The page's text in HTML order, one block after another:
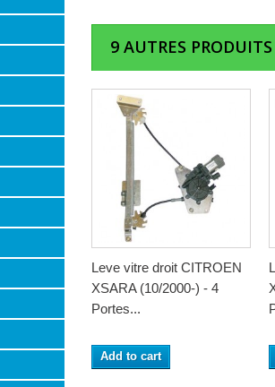
9 AUTRES
Leve vitre droit CITROEN
XSARA (10/2000-) - 4
Portes...
Add to cart